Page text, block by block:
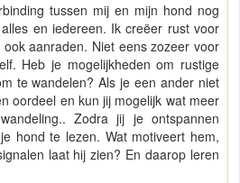
tussen mij en mijn hond nog
en iedereen. Ik creëer rust voor
aanraden. Niet eens zozeer voor
Heb je mogelijkheden om rustige
te wandelen? Als je een ander niet
oordeel en kun jij mogelijk wat meer
Zodra jij je ontspannen
hond te lezen. Wat motiveert hem,
laat hij zien? En daarop leren